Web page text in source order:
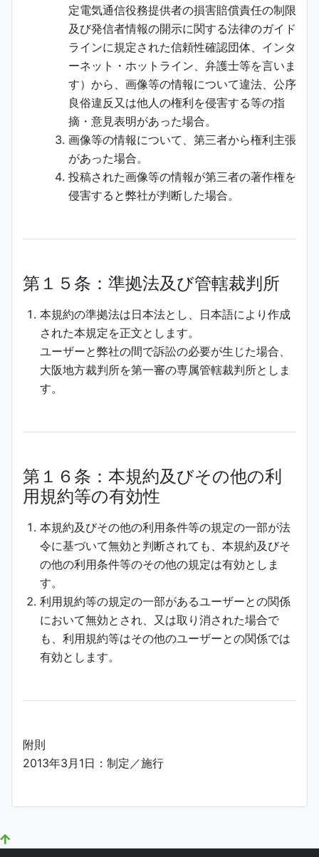
定電気通信役務提供者の損害賠償責任の制限
及び発信者情報の開示に関する法律のガイド
ラインに規定された信頼性確認団体、インタ
ーネット・ホットライン、弁護士等を言いま
す）から、画像等の情報について違法、公序
良俗違反又は他人の権利を侵害する等の指
摘・意見表明があった場合。
画像等の情報について、第三者から権利主張
があった場合。
投稿された画像等の情報が第三者の著作権を
侵害すると弊社が判断した場合。
第１５条：準拠法及び管轄裁判所
本規約の準拠法は日本法とし、日本語により作成
された本規定を正文とします。
ユーザーと弊社の間で訴訟の必要が生じた場合、
大阪地方裁判所を第一審の専属管轄裁判所としま
す。
第１６条：本規約及びその他の利
用規約等の有効性
本規約及びその他の利用条件等の規定の一部が法
令に基づいて無効と判断されても、本規約及びそ
の他の利用条件等のその他の規定は有効としま
す。
利用規約等の規定の一部があるユーザーとの関係
において無効とされ、又は取り消された場合で
も、利用規約等はその他のユーザーとの関係では
有効とします。
附則
2013年3月1日：制定／施行